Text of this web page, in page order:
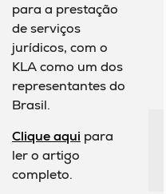
para a prestação
de serviços
jurídicos, com o
KLA como um dos
representantes do
Brasil.
Clique aqui para
ler o artigo
completo.